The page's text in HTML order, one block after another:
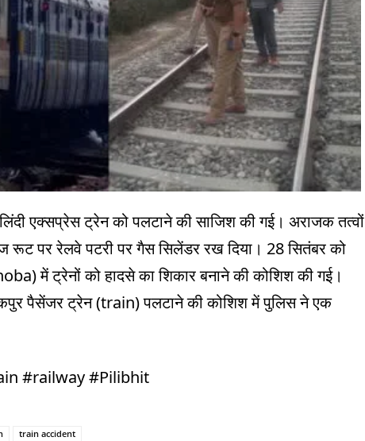
एक्सप्रेस ट्रेन को पलटाने की साजिश की गई। अराजक तत्वों
रूट पर रेलवे पटरी पर गैस सिलेंडर रख दिया। 28 सितंबर को
में ट्रेनों को हादसे का शिकार बनाने की कोशिश की गई।
पैसेंजर ट्रेन (train) पलटाने की कोशिश में पुलिस ने एक
#railway #Pilibhit
train accident